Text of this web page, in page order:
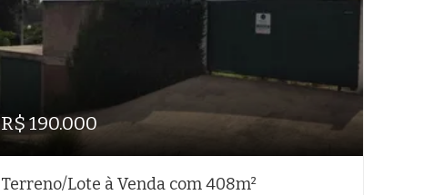
R$ 190.000
Terreno/Lote à Venda com 408m²